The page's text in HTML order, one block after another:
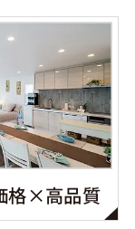
格×高品質